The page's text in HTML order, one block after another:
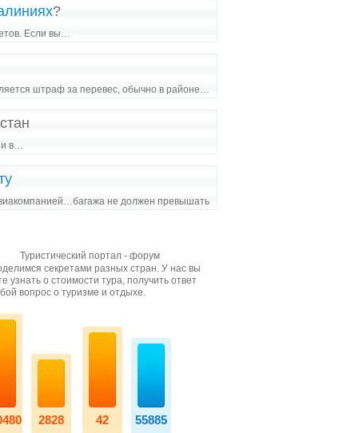
?
Если вы…
штраф за перевес, обычно в районе…
в…
не должен превышать
Туристический портал - форум
секретами разных стран. У нас вы
узнать о стоимости тура, получить ответ
вопрос о туризме и отдыхе.
2828 42 55885